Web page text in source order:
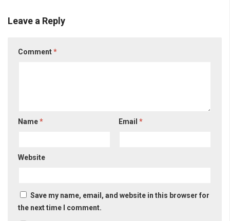
Leave a Reply
Comment*
Name* Email*
Website
Save my name, email, and website in this browser for
the next time I comment.